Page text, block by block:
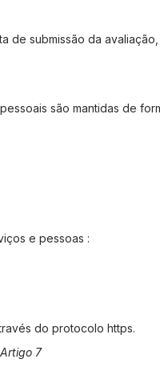
de submissão da
são mantidas de
e pessoas :
do protocolo https.
Artigo 7